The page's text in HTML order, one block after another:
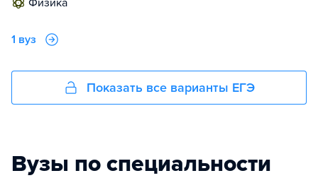
физика
1 вуз
Показать все варианты ЕГЭ
Вузы по специальности